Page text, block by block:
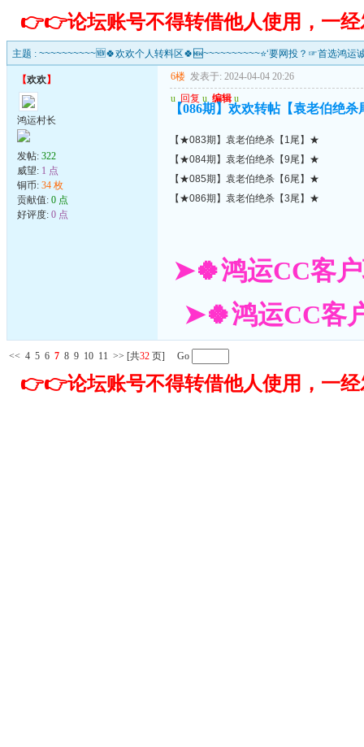
👉👉论坛账号不得转借他人使用，一
主题 : ~~~~~~~~~~🆕🍀欢欢个人转料区🍀🆕~~~~~~~~~~⭐‘要网投？☞首选鸿运
【欢欢】
鸿运村长
发帖: 322
威望: 1 点
铜币: 34 枚
贡献值: 0 点
好评度: 0 点
6楼 发表于: 2024-04-04 20:26
u 回复 u 编辑 u
【086期】欢欢转帖【袁老伯绝
【★083期】袁老伯绝杀【1尾】★
【★084期】袁老伯绝杀【9尾】★
【★085期】袁老伯绝杀【6尾】★
【★086期】袁老伯绝杀【3尾】★
➤🍀鸿运CC客
➤🍀鸿运CC客
<< 4 5 6 7 8 9 10 11 >> [共32 页] Go
👉👉论坛账号不得转借他人使用，一